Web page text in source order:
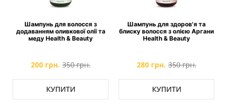
Шампунь для волосся з
додаванням оливкової олії та
меду Health & Beauty
200 грн. 350 грн.
КУПИТИ
Шампунь для здоров'я та
блиску волосся з олією Аргани
Health & Beauty
280 грн. 350 грн.
КУПИТИ